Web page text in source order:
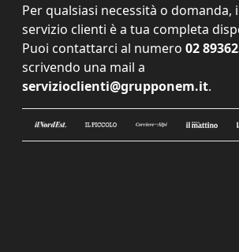
Per qualsiasi necessità o domanda,
servizio clienti è a tua completa
Puoi contattarci al numero 02
scrivendo una mail a
servizioclienti@grupponem.it.